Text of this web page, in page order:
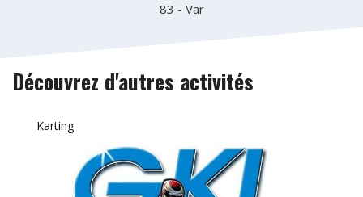
83 - Var
Découvrez d'autres activités
Karting